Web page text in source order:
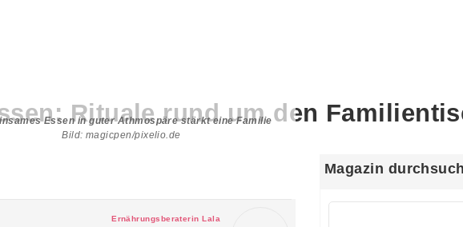
Rituale rund um den
Essen in guter Athmospäre stärkt eine Familie
Bild: magicpen/pixelio.de
Ernährungsberaterin Lala
Magazin